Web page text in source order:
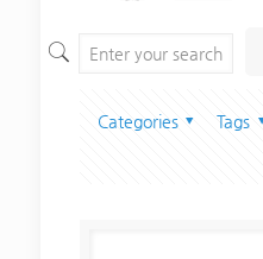
Categories Tags